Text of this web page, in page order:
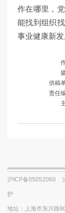
作在哪里，
能找到组织
事业健康新发
供稿
责任
沪ICP备05052060
护
地址：上海市东川路